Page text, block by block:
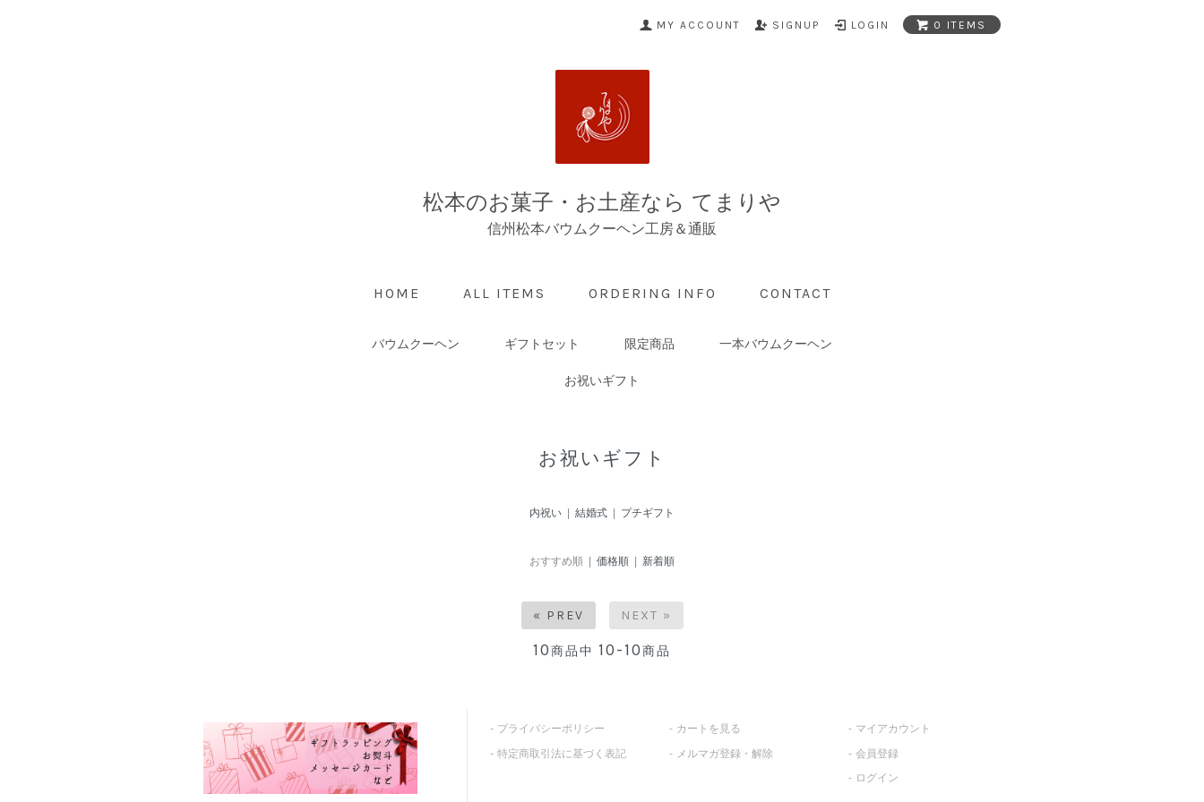
MY ACCOUNT SIGNUP LOGIN 0 ITEMS
松本のお菓子・お土産なら てまりや
信州松本バウムクーヘン工房＆通販
HOME ALL ITEMS ORDERING INFO CONTACT
バウムクーヘン ギフトセット 限定商品 一本バウムクーヘン
お祝いギフト
お祝いギフト
内祝い 結婚式 プチギフト
おすすめ順 | 価格順 新着順
« PREV NEXT »
10商品中 10-10商品
プライバシーポリシー
特定商取引法に基づく表記
カートを見る
メルマガ登録・解除
マイアカウント
会員登録
ログイン